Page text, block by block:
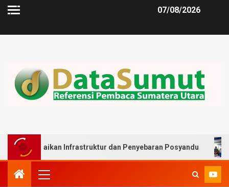
07/08/2026
Infrastruktur dan Penyebaran Posyandu Muslim